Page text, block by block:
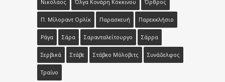
Νικόλαος Όλγα Κονάρη Κόκκινου Όρθρος
Π. Μίλοραντ Ορλίκ Παρασκευή Παρεκκλήσιο
Ράγα Σάρα Σαρανταλείτουργο Σάρρα
Σερβικά Στάβε Στάβκο Μόλοβιτς Συνάδελφος
Τραίνο